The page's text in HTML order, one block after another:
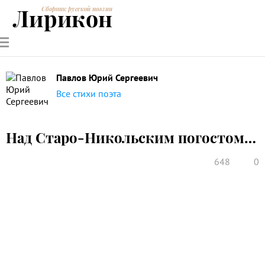
РУССКИЕ
ПОЭТЫ
СОВРЕМЕННИКИЭНЦИКЛОПЕДИЯ
ПОЭЗИИ
Сборник русской поэзии
Лирикон
Павлов Юрий Сергеевич
Все стихи поэта
Над Старо-Никольским погостом…
648 0